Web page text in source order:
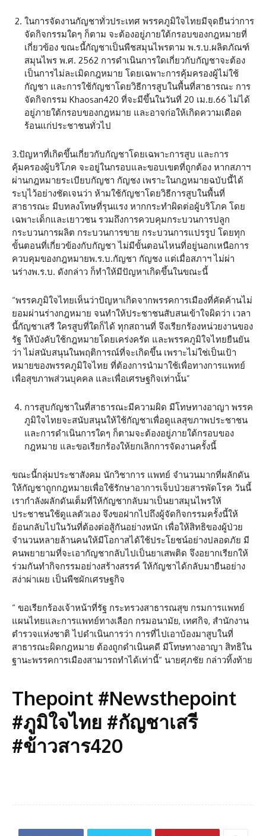
ในการจัดงานกัญชาทั่วประเทศ พรรคภูมิใจไทยมีจุดยืนว่าการ
จัดกิจกรรมใดๆ ก็ตาม จะต้องอยู่ภายใต้กรอบของกฎหมายที่
เกี่ยวข้อง ขณะนี้กัญชาเป็นพืชสมุนไพรตาม พ.ร.บ.ผลิตภัณฑ์
สมุนไพร พ.ศ. 2562 การดำเนินการใดเกี่ยวกับกัญชาจะต้อง
เป็นการไม่ละเมิดกฎหมาย โดยเฉพาะการคุ้มครองผู้ไม่ใช้
กัญชา และการใช้กัญชาโดยวิธีการสูบในพื้นที่สาธารณะ การ
จัดกิจกรรม Khaosan420 ที่จะมีขึ้นในวันที่ 20 เม.ย.66 ไม่ได้
อยู่ภายใต้กรอบของกฎหมาย และอาจก่อให้เกิดความเดือด
ร้อนแก่ประชาชนทั่วไป
3.ปัญหาที่เกิดขึ้นเกี่ยวกับกัญชาโดยเฉพาะการสูบ และการ
คุ้มครองผู้บริโภค จะอยู่ในกรอบและขอบเขตที่ถูกต้อง หากสภาฯ
ผ่านกฎหมายระเบียบกัญชา กัญชง เพราะในกฎหมายฉบับนี้ได้
ระบุไว้อย่างชัดเจนว่า ห้ามใช้กัญชาโดยวิธีการสูบในพื้นที่
สาธารณะ มีบทลงโทษที่รุนแรง หากกระทำผิดต่อผู้บริโภค โดย
เฉพาะเด็กและเยาวชน รวมถึงการควบคุมกระบวนการปลูก
กระบวนการผลิต กระบวนการขาย กระบวนการแปรรูป โดยทุก
ขั้นตอนที่เกี่ยวข้องกับกัญชา ไม่มีขั้นตอนไหนที่อยู่นอกเหนือการ
ควบคุมของกฎหมายพ.ร.บ.กัญชา กัญชง แต่เมื่อสภาฯ ไม่ผ่า
นร่างพ.ร.บ. ดังกล่าว ก็ทำให้มีปัญหาเกิดขึ้นในขณะนี้
“พรรคภูมิใจไทยเห็นว่าปัญหาเกิดจากพรรคการเมืองที่คัดค้านไม่
ยอมผ่านร่างกฎหมาย จนทำให้ประชาชนสับสนเข้าใจผิดว่า เวลา
นี้กัญชาเสรี ใครสูบที่ใดก็ได้ ทุกสถานที่ จึงเรียกร้องหน่วยงานของ
รัฐ ให้บังคับใช้กฎหมายโดยเคร่งครัด และพรรคภูมิใจไทยยืนยัน
ว่า ไม่สนับสนุนในพฤติการณ์ที่จะเกิดขึ้น เพราะไม่ใช่เป็นเป้า
หมายของพรรคภูมิใจไทย ที่ต้องการนำมาใช้เพื่อทางการแพทย์
เพื่อสุขภาพส่วนบุคคล และเพื่อเศรษฐกิจเท่านั้น”
การสูบกัญชาในที่สาธารณะมีความผิด มีโทษทางอาญา พรรค
ภูมิใจไทยจะสนับสนุนให้ใช้กัญชาเพื่อดูแลสุขภาพประชาชน
และการดำเนินการใดๆ ก็ตามจะต้องอยู่ภายใต้กรอบของ
กฎหมาย และขอเรียกร้องให้ยกเลิกการจัดงานครั้งนี้
ขณะนี้กลุ่มประชาสังคม นักวิชาการ แพทย์ จำนวนมากที่ผลักดัน
ให้กัญชาถูกกฎหมายเพื่อใช้รักษาอาการเจ็บป่วยสารพัดโรค วันนี้
เรากำลังผลักดันเต็มที่ให้กัญชากลับมาเป็นยาสมุนไพรให้
ประชาชนใช้ดูแลตัวเอง จึงขอฝากไปถึงผู้จัดกิจกรรมครั้งนี้ให้
ย้อนกลับไปในวันที่ต้องต่อสู้กันอย่างหนัก เพื่อให้สิทธิของผู้ป่วย
จำนวนหลายล้านคนให้มีโอกาสได้ใช้ประโยชน์อย่างปลอดภัย มี
คนพยายามที่จะเอากัญชากลับไปเป็นยาเสพติด จึงอยากเรียกให้
ร่วมกันทำกิจกรรมอย่างสร้างสรรค์ ให้กัญชาได้กลับมายืนอย่าง
สง่าผ่าเผย เป็นพืชผักเศรษฐกิจ
“ ขอเรียกร้องเจ้าหน้าที่รัฐ กระทรวงสาธารณสุข กรมการแพทย์
แผนไทยและการแพทย์ทางเลือก กรมอนามัย, เทศกิจ, สำนักงาน
ตำรวจแห่งชาติ ไปดำเนินการว่า การที่ไปเอาบ้องมาสูบในที่
สาธารณะผิดกฎหมาย ต้องถูกดำเนินคดี มีโทษทางอาญา สิทธิใน
ฐานะพรรคการเมืองสามารถทำได้เท่านี้“ นายศุภชัย กล่าวทิ้งท้าย
Thepoint #Newsthepoint
#ภูมิใจไทย #กัญชาเสรี
#ข้าวสาร420